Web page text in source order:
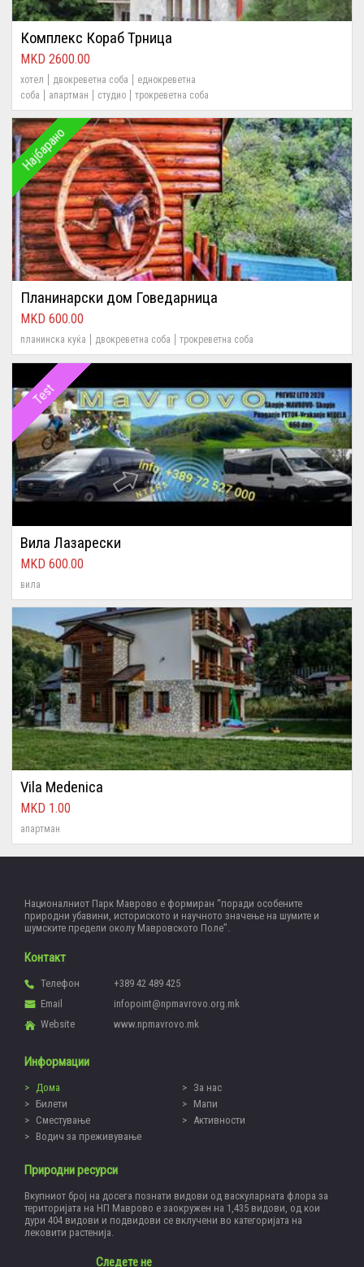
Комплекс Кораб Трница
2600.00
хотел двокреветна соба
еднокреветна
соба
апартман студио трокреветна соба
Најбарано
Планинарски дом Говедарница
600.00
планинска куќа двокреветна соба трокреветна соба
Test
Вила Лазарески
600.00
вила
Vila Medenica
1.00
апартман
Националниот Парк Маврово е формиран “поради особените
природни убавини, историското и научното значење на шумите и
шумските предели околу Мавровското Поле”.
Контакт
Телефон
+389 42 489 425
Email
infopoint@npmavrovo.org.mk
Website
www.npmavrovo.mk
Информации
Дома
За нас
Билети
Мапи
Сместување
Активности
Водич за преживување
Природни ресурси
Вкупниот број на досега познати видови од васкуларната флора за
територијата на НП Маврово е заокружен на 1,435 видови, од кои
дури 404 видови и подвидови се вклучени во категоријата на
лековити растенија.
Следете не